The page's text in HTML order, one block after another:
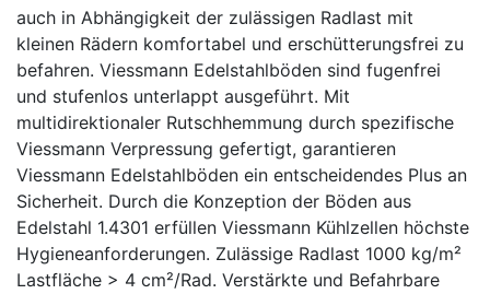
auch in Abhängigkeit der zulässigen Radlast mit
kleinen Rädern komfortabel und erschütterungsfrei zu
befahren. Viessmann Edelstahlböden sind fugenfrei
und stufenlos unterlappt ausgeführt. Mit
multidirektionaler Rutschhemmung durch spezifische
Viessmann Verpressung gefertigt, garantieren
Viessmann Edelstahlböden ein entscheidendes Plus an
Sicherheit. Durch die Konzeption der Böden aus
Edelstahl 1.4301 erfüllen Viessmann Kühlzellen höchste
Hygieneanforderungen. Zulässige Radlast 1000 kg/m²
Lastfläche > 4 cm²/Rad. Verstärkte und Befahrbare